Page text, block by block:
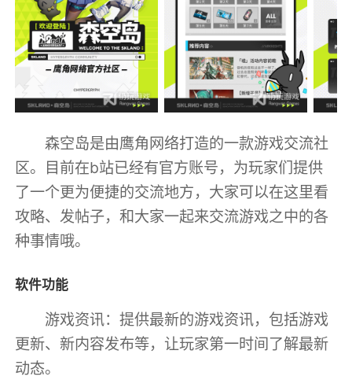
森空岛是由鹰角网络打造的一款游戏交流社
区。目前在b站已经有官方账号，为玩家们提供
了一个更为便捷的交流地方，大家可以在这里看
攻略、发帖子，和大家一起来交流游戏之中的各
种事情哦。
软件功能
游戏资讯：提供最新的游戏资讯，包括游戏
更新、新内容发布等，让玩家第一时间了解最新
动态。